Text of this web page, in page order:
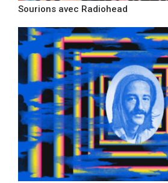
Sourions avec Radiohead